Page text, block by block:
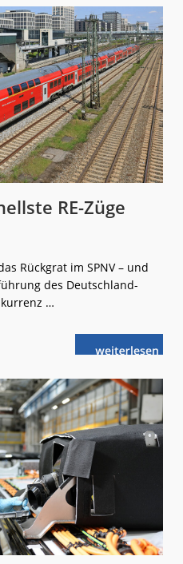
für
die
Münchner
City
RE-Züge
Rückgrat im SPNV – und
des Deutschland-
…
weiterlese
nDeutschlands